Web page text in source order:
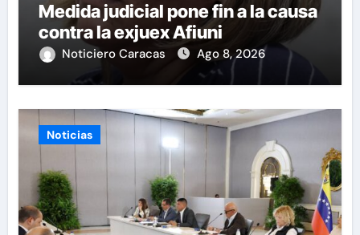
Medida judicial pone fin a la causa
contra la exjuex Afiuni
Noticiero Caracas Ago 8, 2026
Noticias